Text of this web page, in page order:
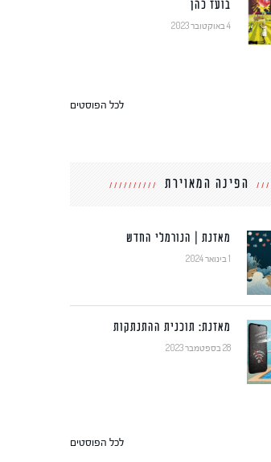
בועז כהן
4 באוקטובר 2023
לכל הפוסטים
הפינה המאוירת
מאזנת | הנורמלי החדש
1 בינואר 2024
מאזנת: תוכנית ההתנתקות
28 בספטמבר 2023
לכל הפוסטים